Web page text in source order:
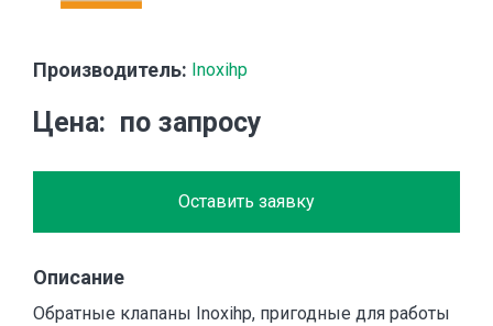
Производитель: Inoxihp
Цена по запросу
Оставить заявку
Описание
Обратные клапаны Inoxihp, пригодные для работы